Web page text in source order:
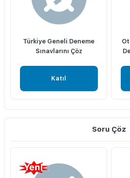
Türkiye Geneli Deneme
Sınavlarını Çöz
Katıl
Soru Çöz